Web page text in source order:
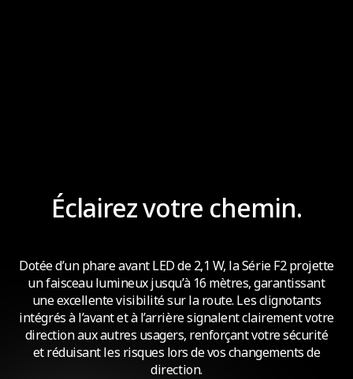
Éclairez votre chemin.
Dotée d’un phare avant LED de 2,1 W, la Série F2 projette
un faisceau lumineux jusqu’à 16 mètres, garantissant
une excellente visibilité sur la route. Les clignotants
intégrés à l’avant et à l’arrière signalent clairement votre
direction aux autres usagers, renforçant votre sécurité
et réduisant les risques lors de vos changements de
direction.